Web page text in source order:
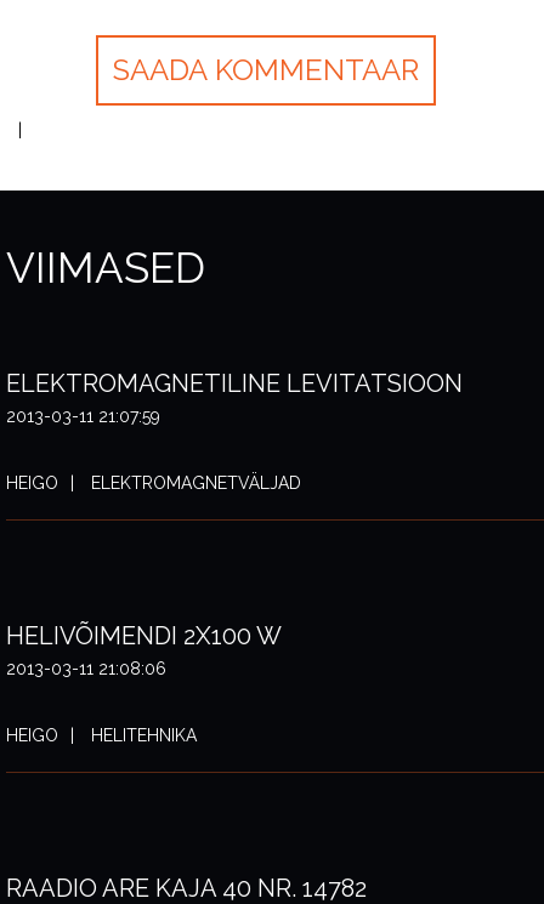
VIIMASED
ELEKTROMAGNETILINE LEVITATSIOON
2013-03-11 21:07:59
HEIGO ELEKTROMAGNETVÄLJAD
HELIVÕIMENDI 2X100 W
2013-03-11 21:08:06
HEIGO HELITEHNIKA
RAADIO ARE KAJA 40 NR. 14782